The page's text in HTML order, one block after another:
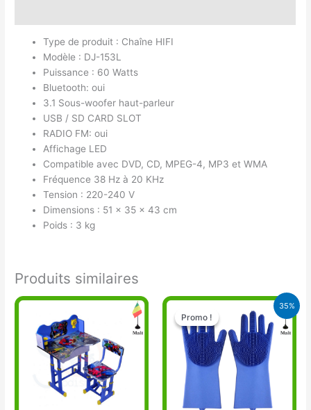
Type de produit : Chaîne HIFI
Modèle : DJ-153L
Puissance : 60 Watts
Bluetooth: oui
3.1 Sous-woofer haut-parleur
USB / SD CARD SLOT
RADIO FM: oui
Affichage LED
Compatible avec DVD, CD, MPEG-4, MP3 et WMA
Fréquence 38 Hz à 20 KHz
Tension : 220-240 V
Dimensions : 51 x 35 x 43 cm
Poids : 3 kg
Produits similaires
35%
Promo !
Promo !
Le
prix
initial
était :
13.000 CFA.
Le
prix
actuel
est :
8.500 CFA.